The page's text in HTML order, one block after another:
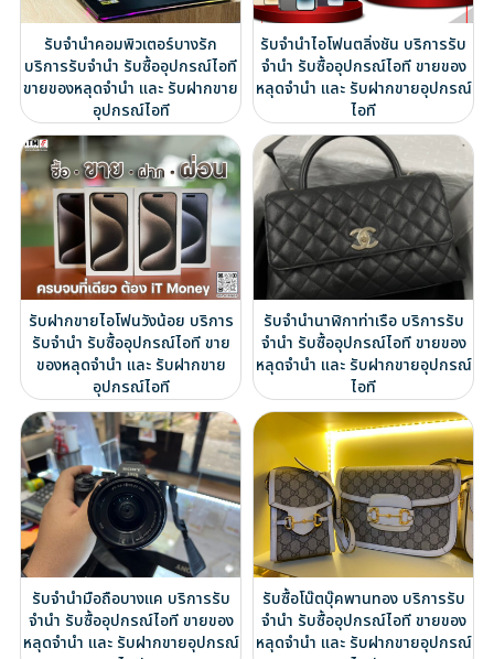
รับจำนำคอมพิวเตอร์บางรัก
บริการรับจำนำ รับซื้ออุปกรณ์ไอที
ขายของหลุดจำนำ และ รับฝากขาย
อุปกรณ์ไอที
รับจำนำไอโฟนตลิ่งชัน บริการรับ
จำนำ รับซื้ออุปกรณ์ไอที ขายของ
หลุดจำนำ และ รับฝากขายอุปกรณ์
ไอที
รับฝากขายไอโฟนวังน้อย บริการ
รับจำนำ รับซื้ออุปกรณ์ไอที ขาย
ของหลุดจำนำ และ รับฝากขาย
อุปกรณ์ไอที
รับจำนำนาฬิกาท่าเรือ บริการรับ
จำนำ รับซื้ออุปกรณ์ไอที ขายของ
หลุดจำนำ และ รับฝากขายอุปกรณ์
ไอที
รับจำนำมือถือบางแค บริการรับ
จำนำ รับซื้ออุปกรณ์ไอที ขายของ
หลุดจำนำ และ รับฝากขายอุปกรณ์
รับซื้อโน๊ตบุ๊คพานทอง บริการรับ
จำนำ รับซื้ออุปกรณ์ไอที ขายของ
หลุดจำนำ และ รับฝากขายอุปกรณ์